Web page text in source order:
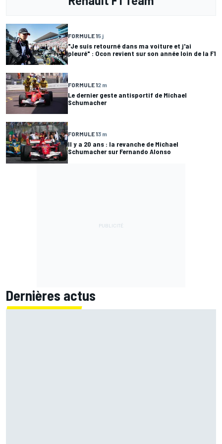
FORMULE 15 j
"Je suis retourné dans ma voiture et j'ai
pleuré" : Ocon revient sur son année loin de la F1
FORMULE 12 m
Le dernier geste antisportif de Michael
Schumacher
FORMULE 13 m
Il y a 20 ans : la revanche de Michael
Schumacher sur Fernando Alonso
Dernières actus